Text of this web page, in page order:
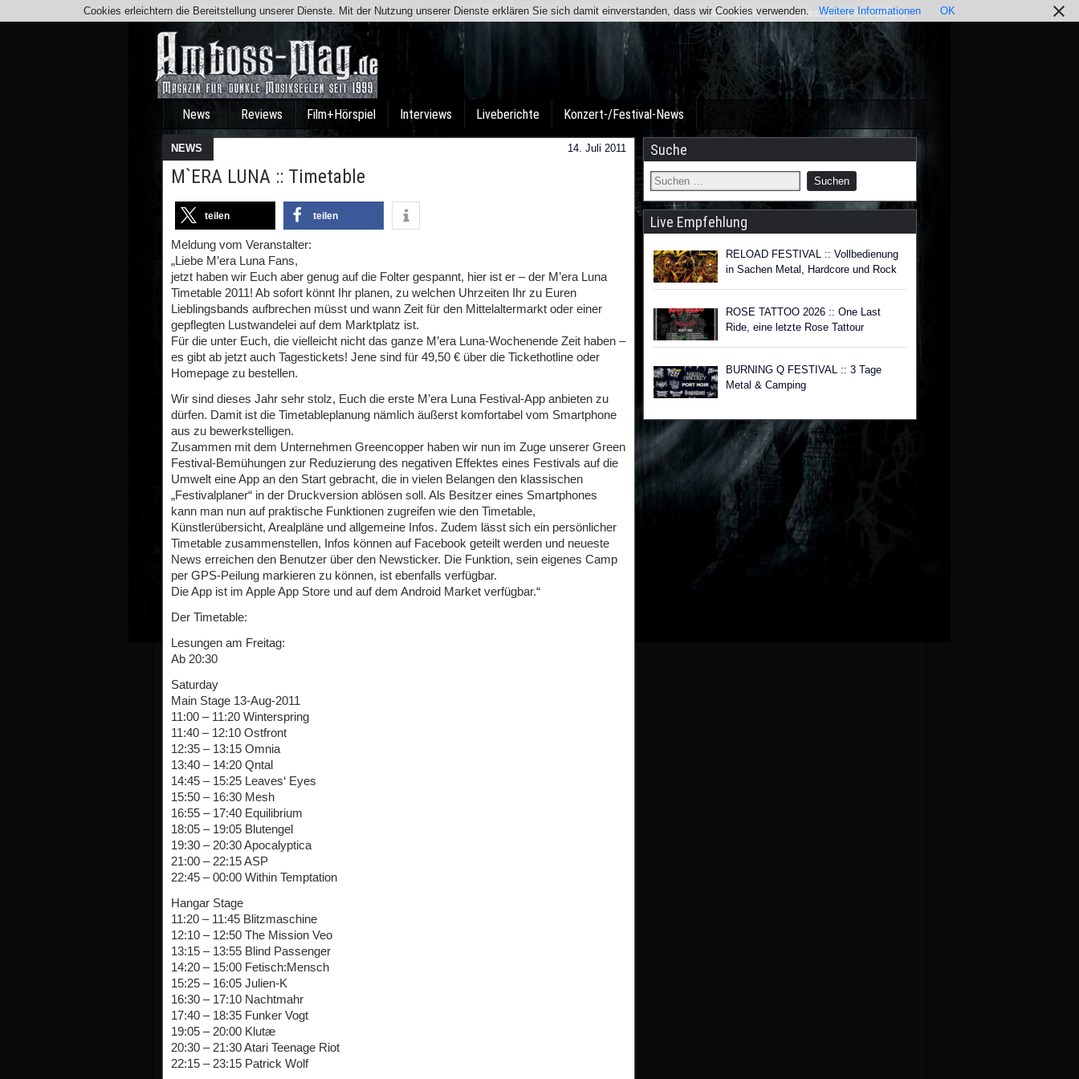
Team Kontakt Facebook Instagram Impressum / Datenschutz
News Reviews Film+Hörspiel Interviews Liveberichte Konzert-/Festival-News
NEWS 14. Juli 2011
M`ERA LUNA :: Timetable
teilen teilen
Meldung vom Veranstalter:
„Liebe M’era Luna Fans,
jetzt haben wir Euch aber genug auf die Folter gespannt, hier ist er – der M’era Luna
Timetable 2011! Ab sofort könnt Ihr planen, zu welchen Uhrzeiten Ihr zu Euren
Lieblingsbands aufbrechen müsst und wann Zeit für den Mittelaltermarkt oder einer
gepflegten Lustwandelei auf dem Marktplatz ist.
Für die unter Euch, die vielleicht nicht das ganze M’era Luna-Wochenende Zeit haben –
es gibt ab jetzt auch Tagestickets! Jene sind für 49,50 € über die Tickethotline oder
Homepage zu bestellen.
Wir sind dieses Jahr sehr stolz, Euch die erste M’era Luna Festival-App anbieten zu
dürfen. Damit ist die Timetableplanung nämlich äußerst komfortabel vom Smartphone
aus zu bewerkstelligen.
Zusammen mit dem Unternehmen Greencopper haben wir nun im Zuge unserer Green
Festival-Bemühungen zur Reduzierung des negativen Effektes eines Festivals auf die
Umwelt eine App an den Start gebracht, die in vielen Belangen den klassischen
„Festivalplaner“ in der Druckversion ablösen soll. Als Besitzer eines Smartphones
kann man nun auf praktische Funktionen zugreifen wie den Timetable,
Künstlerübersicht, Arealpläne und allgemeine Infos. Zudem lässt sich ein persönlicher
Timetable zusammenstellen, Infos können auf Facebook geteilt werden und neueste
News erreichen den Benutzer über den Newsticker. Die Funktion, sein eigenes Camp
per GPS-Peilung markieren zu können, ist ebenfalls verfügbar.
Die App ist im Apple App Store und auf dem Android Market verfügbar.“
Der Timetable:
Lesungen am Freitag:
Ab 20:30
Saturday
Main Stage 13-Aug-2011
11:00 – 11:20 Winterspring
11:40 – 12:10 Ostfront
12:35 – 13:15 Omnia
13:40 – 14:20 Qntal
14:45 – 15:25 Leaves‘ Eyes
15:50 – 16:30 Mesh
16:55 – 17:40 Equilibrium
18:05 – 19:05 Blutengel
19:30 – 20:30 Apocalyptica
21:00 – 22:15 ASP
22:45 – 00:00 Within Temptation
Hangar Stage
11:20 – 11:45 Blitzmaschine
12:10 – 12:50 The Mission Veo
13:15 – 13:55 Blind Passenger
14:20 – 15:00 Fetisch:Mensch
15:25 – 16:05 Julien-K
16:30 – 17:10 Nachtmahr
17:40 – 18:35 Funker Vogt
19:05 – 20:00 Klutæ
20:30 – 21:30 Atari Teenage Riot
22:15 – 23:15 Patrick Wolf
Suche
Live Empfehlung
RELOAD FESTIVAL :: Vollbedienung
in Sachen Metal, Hardcore und Rock
ROSE TATTOO 2026 :: One Last
Ride, eine letzte Rose Tattour
BURNING Q FESTIVAL :: 3 Tage
Metal & Camping
Cookies erleichtern die Bereitstellung unserer Dienste. Mit der Nutzung unserer Dienste erklären Sie sich damit einverstanden, dass wir Cookies verwenden. Weitere Informationen OK